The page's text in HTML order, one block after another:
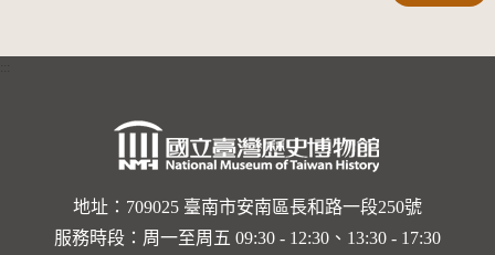
的依戀—
勒大地之
歌]【對
世界與生
地址：709025 臺南市安南區長和路一段250號
服務時段：周一至周五 09:30 - 12:30、13:30 - 17:30